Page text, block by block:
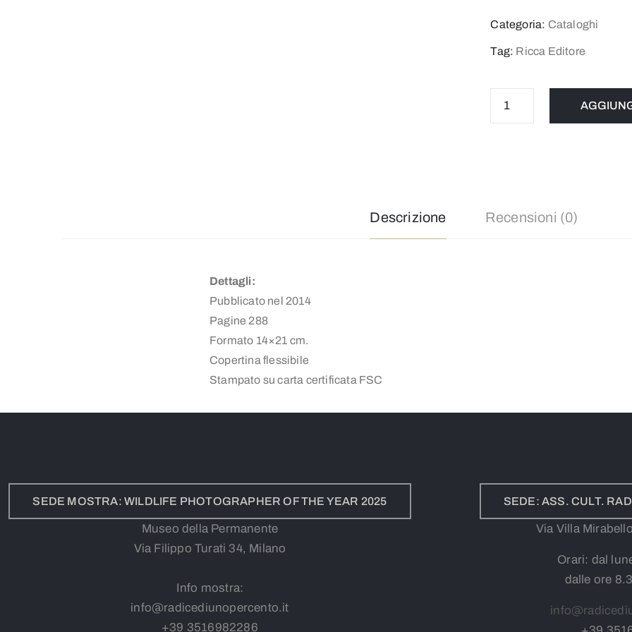
Categoria: Cataloghi
Tag: Ricca Editore
Descrizione Recensioni (0)
Dettagli:
Pubblicato nel 2014
Pagine 288
Formato 14×21 cm.
Copertina flessibile
Stampato su carta certificata FSC
SEDE MOSTRA: WILDLIFE PHOTOGRAPHER OF THE YEAR 2025
Museo della Permanente
Via Filippo Turati 34, Milano
Info mostra:
info@radicediunopercento.it
+39 3516982286
SEDE: ASS. CULT.
Via Villa
Orari: dal
dalle ore